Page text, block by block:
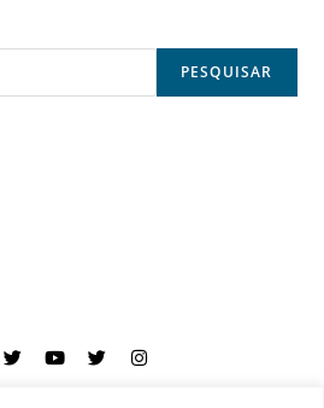
PESQUISAR